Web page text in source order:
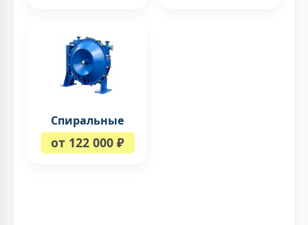
Спиральные
от 122 000 ₽